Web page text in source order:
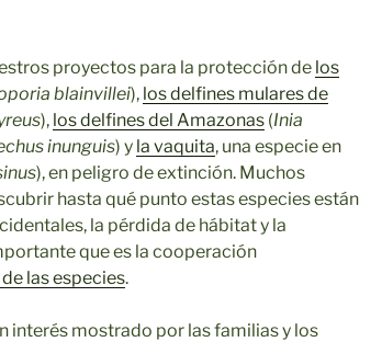
proyectos para la protección de los
blainvillei), los delfines mulares de
), los delfines del Amazonas (Inia
inunguis) y la vaquita, una especie en
), en peligro de extinción. Muchos
hasta qué punto estas especies están
la pérdida de hábitat y la
que es la cooperación
las especies.
interés mostrado por las familias y los